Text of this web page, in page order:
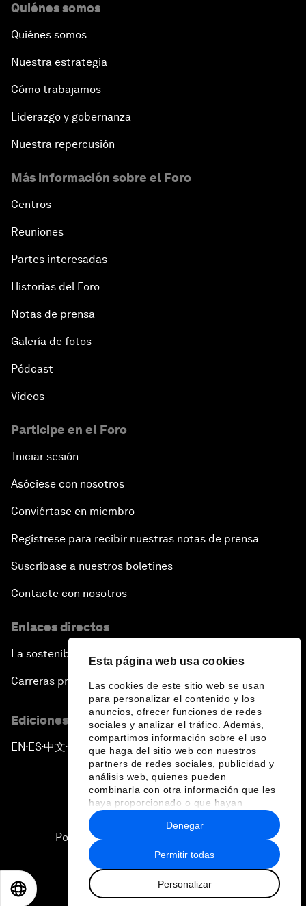
Esta página web usa cookies
Las cookies de este sitio web se usan
para personalizar el contenido y los
anuncios, ofrecer funciones de redes
sociales y analizar el tráfico. Además,
compartimos información sobre el uso
que haga del sitio web con nuestros
partners de redes sociales, publicidad y
análisis web, quienes pueden
combinarla con otra información que les
haya proporcionado o que hayan
recopilado a partir del uso que haya
hecho de sus servicios.
Permitir todas
Personalizar
Denegar
Quiénes somos
Quiénes somos
Nuestra estrategia
Cómo trabajamos
Liderazgo y gobernanza
Nuestra repercusión
Más información sobre el Foro
Centros
Reuniones
Partes interesadas
Historias del Foro
Notas de prensa
Galería de fotos
Pódcast
Vídeos
Participe en el Foro
Iniciar sesión
Asóciese con nosotros
Conviértase en miembro
Regístrese para recibir nuestras notas de prensa
Suscríbase a nuestros boletines
Contacte con nosotros
Enlaces directos
La sostenibilidad en el Foro
Carreras profesionales
Ediciones en otros idiomas
EN ▪ ES▪中文▪ 日本語
Política de privacidad y normas de uso
2026 Foro Económico Mundial